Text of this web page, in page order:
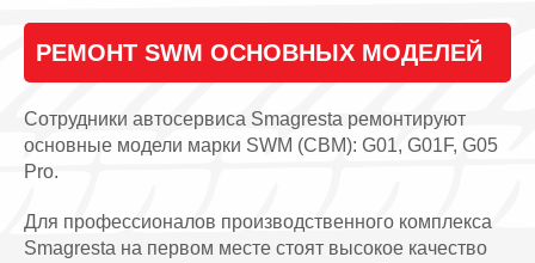
РЕМОНТ SWM ОСНОВНЫХ МОДЕЛЕЙ
Сотрудники автосервиса Smagresta ремонтируют
основные модели марки SWM (СВМ): G01, G01F, G05
Pro.
Для профессионалов производственного комплекса
Smagresta на первом месте стоят высокое качество